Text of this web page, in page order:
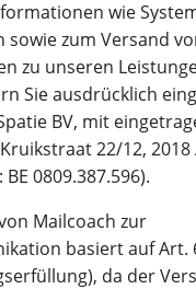
wie
sowie zum Versand
zu unseren
Sie ausdrücklich
BV, mit
22/12,
BE 0809.387.596).
Mailcoach zur
basiert auf Art.